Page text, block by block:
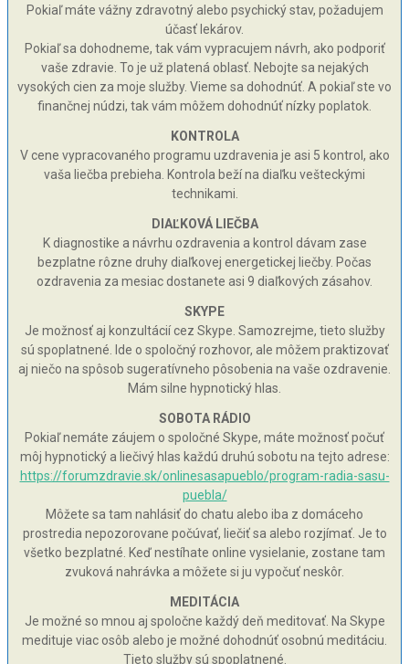
Pokiaľ máte vážny zdravotný alebo psychický stav, požadujem
účasť lekárov.
Pokiaľ sa dohodneme, tak vám vypracujem návrh, ako podporiť
vaše zdravie. To je už platená oblasť. Nebojte sa nejakých
vysokých cien za moje služby. Vieme sa dohodnúť. A pokiaľ ste vo
finančnej núdzi, tak vám môžem dohodnúť nízky poplatok.
KONTROLA
V cene vypracovaného programu uzdravenia je asi 5 kontrol, ako
vaša liečba prebieha. Kontrola beží na diaľku vešteckými
technikami.
DIAĽKOVÁ LIEČBA
K diagnostike a návrhu ozdravenia a kontrol dávam zase
bezplatne rôzne druhy diaľkovej energetickej liečby. Počas
ozdravenia za mesiac dostanete asi 9 diaľkových zásahov.
SKYPE
Je možnosť aj konzultácií cez Skype. Samozrejme, tieto služby
sú spoplatnené. Ide o spoločný rozhovor, ale môžem praktizovať
aj niečo na spôsob sugeratívneho pôsobenia na vaše ozdravenie.
Mám silne hypnotický hlas.
SOBOTA RÁDIO
Pokiaľ nemáte záujem o spoločné Skype, máte možnosť počuť
môj hypnotický a liečivý hlas každú druhú sobotu na tejto adrese:
https://forumzdravie.sk/onlinesasapueblo/program-radia-sasu-
puebla/
Môžete sa tam nahlásiť do chatu alebo iba z domáceho
prostredia nepozorovane počúvať, liečiť sa alebo rozjímať. Je to
všetko bezplatné. Keď nestíhate online vysielanie, zostane tam
zvuková nahrávka a môžete si ju vypočuť neskôr.
MEDITÁCIA
Je možné so mnou aj spoločne každý deň meditovať. Na Skype
medituje viac osôb alebo je možné dohodnúť osobnú meditáciu.
Tieto služby sú spoplatnené.